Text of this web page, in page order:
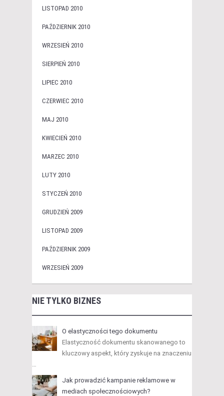
LISTOPAD 2010
PAŹDZIERNIK 2010
WRZESIEŃ 2010
SIERPIEŃ 2010
LIPIEC 2010
CZERWIEC 2010
MAJ 2010
KWIECIEŃ 2010
MARZEC 2010
LUTY 2010
STYCZEŃ 2010
GRUDZIEŃ 2009
LISTOPAD 2009
PAŹDZIERNIK 2009
WRZESIEŃ 2009
NIE TYLKO BIZNES
O elastyczności tego dokumentu
Elastyczność dokumentu skanowanego to
kluczowy aspekt, który zyskuje na znaczeniu
Jak prowadzić kampanie reklamowe w
mediach społecznościowych?